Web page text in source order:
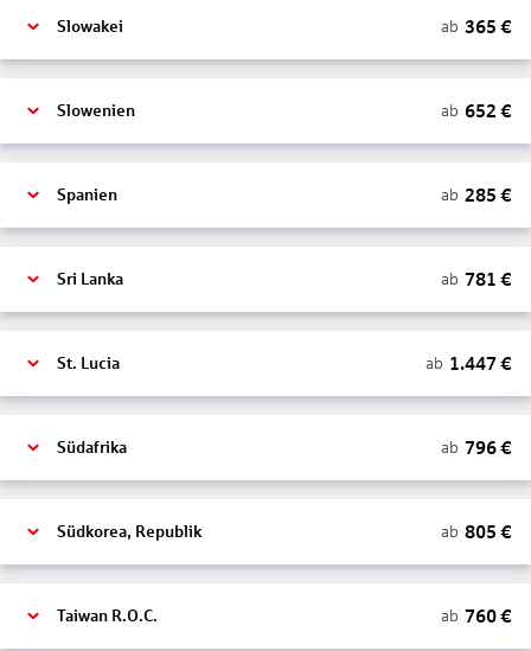
Slowakei ab 365 €
Slowenien ab 652 €
Spanien ab 285 €
Sri Lanka ab 781 €
St. Lucia ab 1.447 €
Südafrika ab 796€
Südkorea, Republik ab 805 €
Taiwan R.O.C. ab 760€